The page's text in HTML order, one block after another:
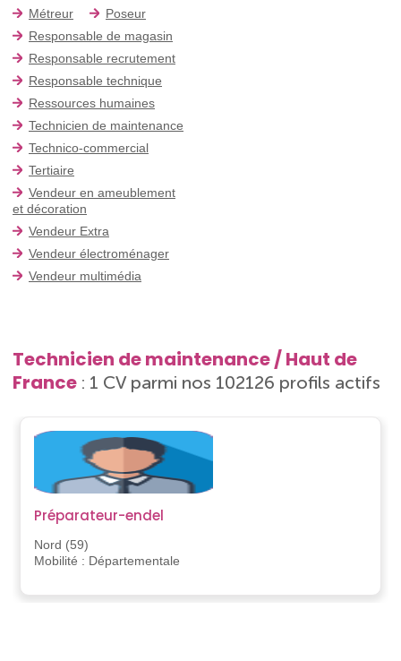
Métreur
Poseur
Responsable de magasin
Responsable recrutement
Responsable technique
Ressources humaines
Technicien de maintenance
Technico-commercial
Tertiaire
Vendeur en ameublement
et décoration
Vendeur Extra
Vendeur électroménager
Vendeur multimédia
Technicien de maintenance / Haut de
France : 1 CV parmi nos 102126 profils actifs
Préparateur-endel
Nord (59)
Mobilité : Départementale